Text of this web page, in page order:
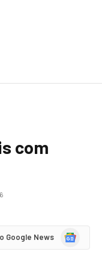
com
Google News
Google